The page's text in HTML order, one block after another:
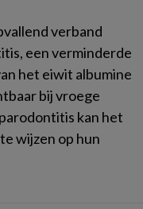
verband
een verminderde
het eiwit albumine
bij vroege
kan het
wijzen op hun